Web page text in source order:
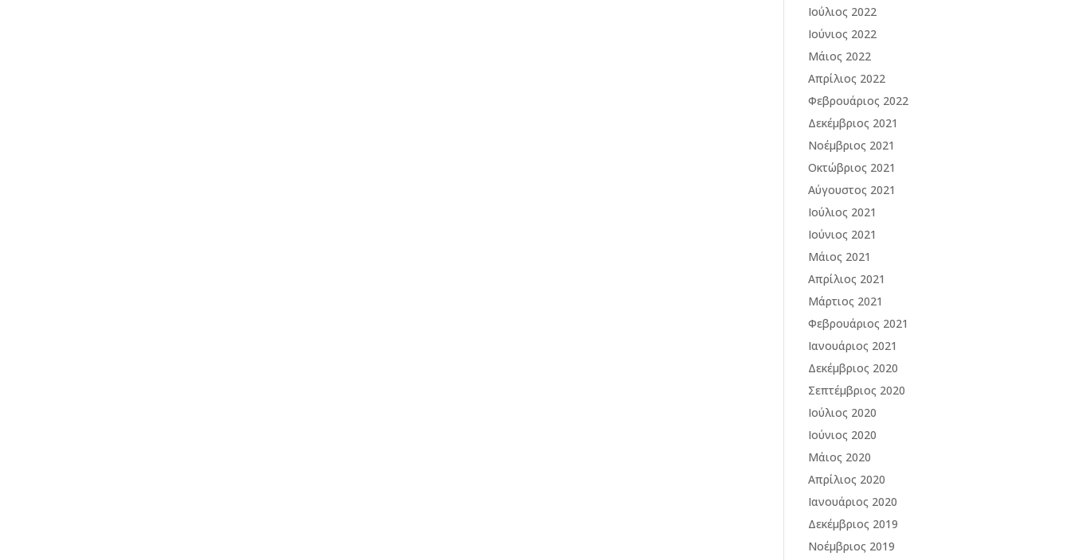
Ιούλιος 2022
Ιούνιος 2022
Μάιος 2022
Απρίλιος 2022
Φεβρουάριος 2022
Δεκέμβριος 2021
Νοέμβριος 2021
Οκτώβριος 2021
Αύγουστος 2021
Ιούλιος 2021
Ιούνιος 2021
Μάιος 2021
Απρίλιος 2021
Μάρτιος 2021
Φεβρουάριος 2021
Ιανουάριος 2021
Δεκέμβριος 2020
Σεπτέμβριος 2020
Ιούλιος 2020
Ιούνιος 2020
Μάιος 2020
Απρίλιος 2020
Ιανουάριος 2020
Δεκέμβριος 2019
Νοέμβριος 2019